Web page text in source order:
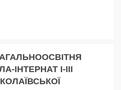
ІНТЕРНАТ I-III